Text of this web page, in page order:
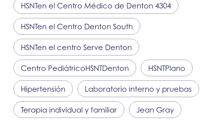
HSNTen el Centro Médico de Denton 4304
HSNTen el Centro Denton South
HSNTen el centro Serve Denton
Centro PediátricoHSNTDenton HSNTPlano
Hipertensión Laboratorio interno y pruebas
Terapia individual y familiar Jean Gray